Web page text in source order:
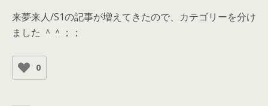
来夢来人/S1の記事が増えてきたので、カテゴリーを分け
ました ＾＾；；
0